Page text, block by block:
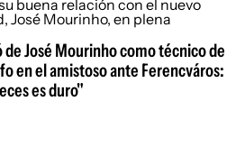
José Mourinho como técnico de
en el amistoso ante Ferencváros:
es duro"